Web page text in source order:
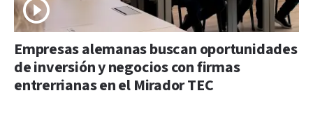
Empresas alemanas buscan oportunidades
de inversión y negocios con firmas
entrerrianas en el Mirador TEC